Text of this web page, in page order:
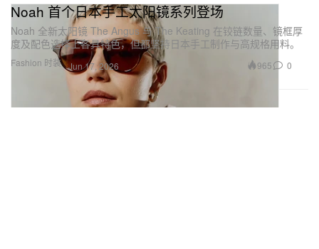
Fashion 时装
Noah 首个日本手工太阳镜系列登场
Noah 全新太阳镜 The Angus 与 The Keating 在铰链数量、镜框厚
度及配色选择上各具特色，但都坚持日本手工制作与高规格用料。
Jun 17, 2026 965 0